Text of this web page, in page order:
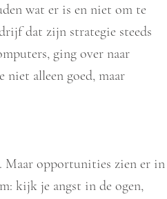
wat er is en niet om te
dat zijn strategie steeds
ging over naar
niet alleen goed, maar
Maar opportunities zien er in
kijk je angst in de ogen,